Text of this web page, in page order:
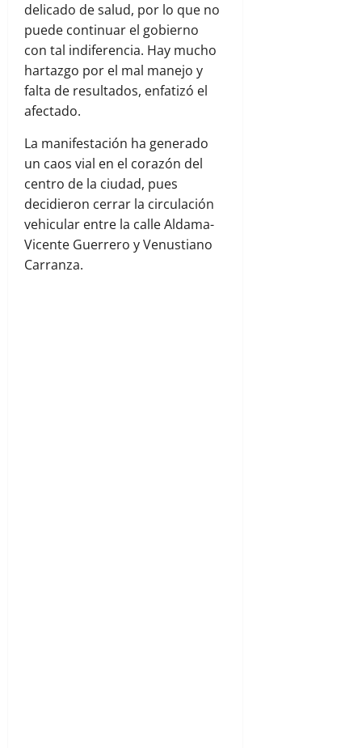
delicado de salud, por lo que no
puede continuar el gobierno
con tal indiferencia. Hay mucho
hartazgo por el mal manejo y
falta de resultados, enfatizó el
afectado.
La manifestación ha generado
un caos vial en el corazón del
centro de la ciudad, pues
decidieron cerrar la circulación
vehicular entre la calle Aldama-
Vicente Guerrero y Venustiano
Carranza.